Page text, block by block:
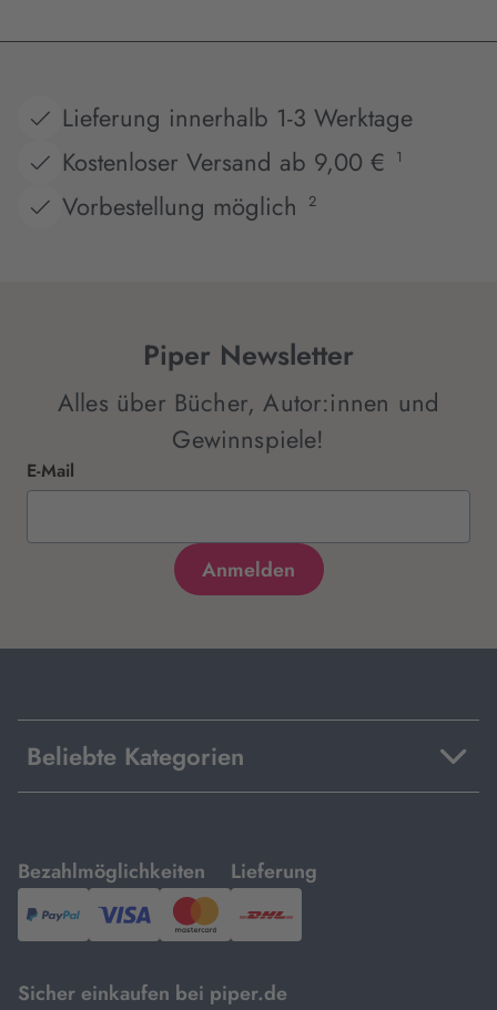
Lieferung innerhalb 1-3 Werktage
Kostenloser Versand ab 9,00 €
1
Vorbestellung möglich 2
Piper Newsletter
Alles über Bücher, Autor:innen und
Gewinnspiele!
E-Mail
Beliebte Kategorien
Bezahlmöglichkeiten
mit
PayPal,Visa
und
Lieferung
mit
DHL.
Sicher einkaufen bei piper.de